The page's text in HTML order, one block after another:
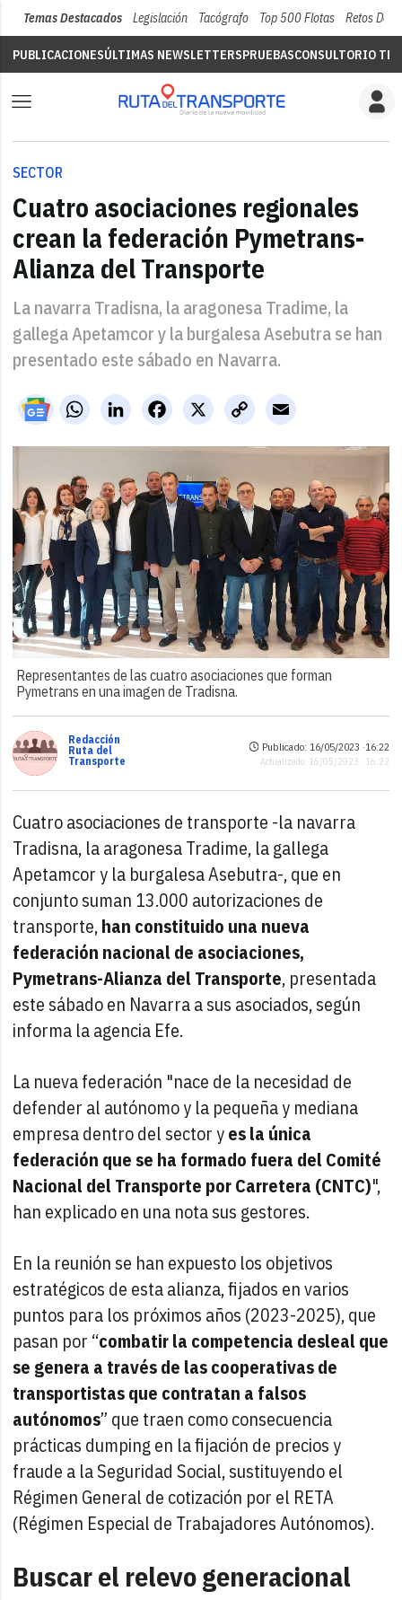
Temas Destacados Legislación Tacógrafo Top 500 Flotas Retos Del
PUBLICACIONESÚLTIMAS NEWSLETTERSPRUEBASCONSULTORIO
SECTOR
Cuatro asociaciones regionales
crean la federación Pymetrans-
Alianza del Transporte
La navarra Tradisna, la aragonesa Tradime, la
gallega Apetamcor y la burgalesa Asebutra se han
presentado este sábado en Navarra.
WhatsAppLinkedIn X
Facebook
Copy
Link
Email
Representantes de las cuatro asociaciones que forman
Pymetrans en una imagen de Tradisna.
Redacción
Ruta del
Transporte
Publicado: 16/05/2023 ·16:22
Actualizado: 16/05/2023 · 16:22
Cuatro asociaciones de transporte -la navarra
Tradisna, la aragonesa Tradime, la gallega
Apetamcor y la burgalesa Asebutra-, que en
conjunto suman 13.000 autorizaciones de
transporte,han constituido una nueva
federación nacional de asociaciones,
Pymetrans-Alianza del Transporte, presentada
este sábado en Navarra a sus asociados, según
informa la agencia Efe.
La nueva federación "nace de la necesidad de
defender al autónomo y la pequeña y mediana
empresa dentro del sector yes la única
federación que se ha formado fuera del Comité
Nacional del Transporte por Carretera (CNTC)",
han explicado en una nota sus gestores.
En la reunión se han expuesto los objetivos
estratégicos de esta alianza, fijados en varios
puntos para los próximos años (2023-2025), que
pasan por “combatir la competencia desleal que
se genera a través de las cooperativas de
transportistas que contratan a falsos
autónomos” que traen como consecuencia
prácticas dumping en la fijación de precios y
fraude a la Seguridad Social, sustituyendo el
Régimen General de cotización por el RETA
(Régimen Especial de Trabajadores Autónomos).
Buscar el relevo generacional